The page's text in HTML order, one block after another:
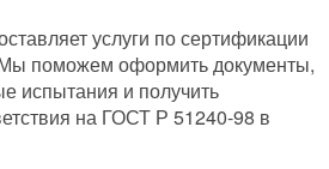
услуги по сертификации
поможем оформить документы,
испытания и получить
на ГОСТ Р 51240-98 в